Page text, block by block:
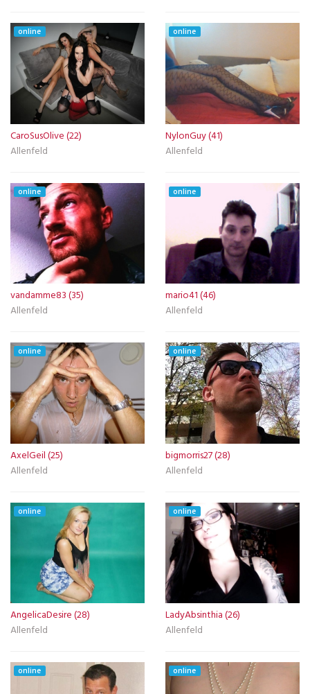
online
CaroSusOlive (22)
Allenfeld
online
NylonGuy (41)
Allenfeld
online
vandamme83 (35)
Allenfeld
online
mario41 (46)
Allenfeld
online
AxelGeil (25)
Allenfeld
online
bigmorris27 (28)
Allenfeld
online
AngelicaDesire (28)
Allenfeld
online
LadyAbsinthia (26)
Allenfeld
online online